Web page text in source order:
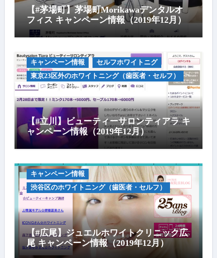
【#茅場町】茅場町Morikawaデンタルオ
フィス キャンペーン情報（2019年12月）
キャンペーン情報
セルフホワイトニグ
東京23区外のホワイトニング（歯医者・セルフ）
【#立川】ビューティーサロンティアラ キ
ャンペーン情報（2019年12月）
キャンペーン情報
渋谷区のホワイトニング（歯医者・セルフ）
【#広尾】ジュエルホワイトクリニック広
尾 キャンペーン情報（2019年12月）